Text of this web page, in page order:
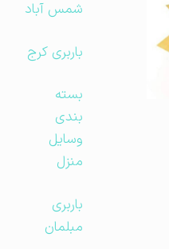
شمس آباد
باربری کرج
بسته
بندی
وسایل
منزل
باربری
مبلمان